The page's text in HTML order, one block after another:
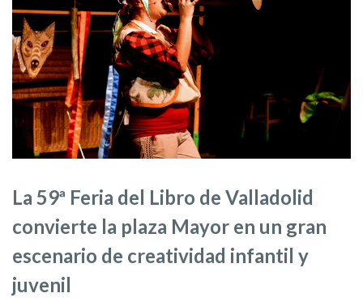
La 59ª Feria del Libro de Valladolid
convierte la plaza Mayor en un gran
escenario de creatividad infantil y
juvenil